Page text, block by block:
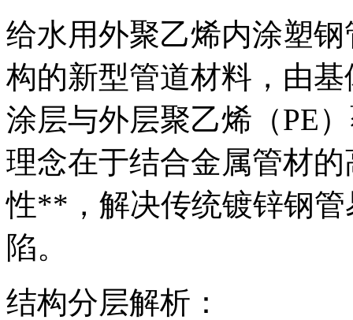
给水用外聚乙烯内涂塑
构的新型管道材料，由
涂层与外层聚乙烯（PE
理念在于结合金属管材
性**，解决传统镀锌钢
陷。
结构分层解析：